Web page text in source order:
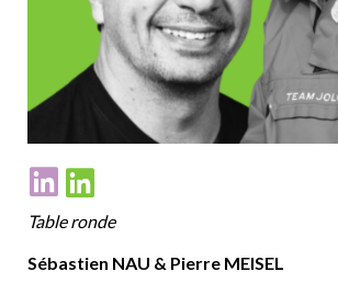
Table ronde
Sébastien NAU & Pierre MEISEL